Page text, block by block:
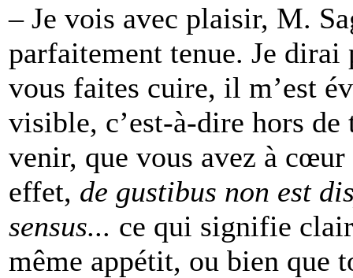
– Je vois avec plaisir, M.
parfaitement tenue. Je dirai
vous faites cuire, il m’est
visible, c’est-à-dire hors
venir, que vous avez à
effet, de gustibus non est
sensus... ce qui signifie
même appétit, ou bien que